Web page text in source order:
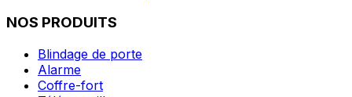
NOS PRODUITS
Blindage de porte
Alarme
Coffre-fort